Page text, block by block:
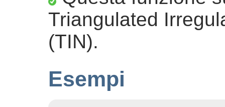
Triangulated
(TIN).
Esempi